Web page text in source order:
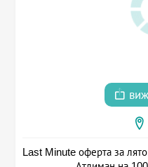
Last Minute оферта за